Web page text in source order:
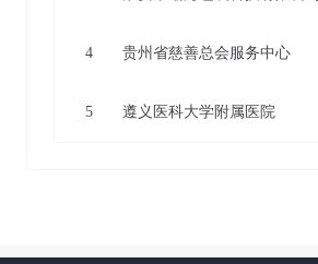
4 贵州省慈善总会服务中心
5 遵义医科大学附属医院